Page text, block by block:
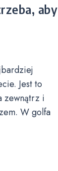
aby
Jest to
zewnątrz i
W golfa